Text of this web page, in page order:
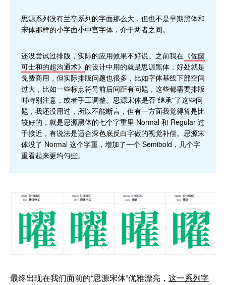
思源系列没有兰亭系列的字面那么大，但也不是早期黑体和
宋体那样的小字面小中宫字体，介于两者之间。
还没尝试过排版，实际的应用效果不好说。之前我在 《佐藤
可士和的超沟通术》 的设计中用的就是思源黑体，好处就是
免费商用，但实际排版问题也很多，比如字体基线下部空间
过大，比如一些标点符号前后间距有问题，这些都需要排版
时特别注意，或者手工调整。思源宋体是否“继承”了这些问
题，我还没用过，所以不能断言，但有一方面我觉得算是比
较好的，就是思源黑体的七个字重里 Normal 和 Regular 过
于接近，有说法是适合深色底反白字做的视觉补偿。思源宋
体没了 Normal 这个字重，增加了一个 Semibold，几个字
重看起来更均匀些。
最终出现在我们面前的“思源宋体”优雅漂亮， 这一系列字